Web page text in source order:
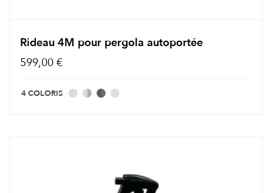
Rideau 4M pour pergola autoportée
599,00 €
4 COLORIS